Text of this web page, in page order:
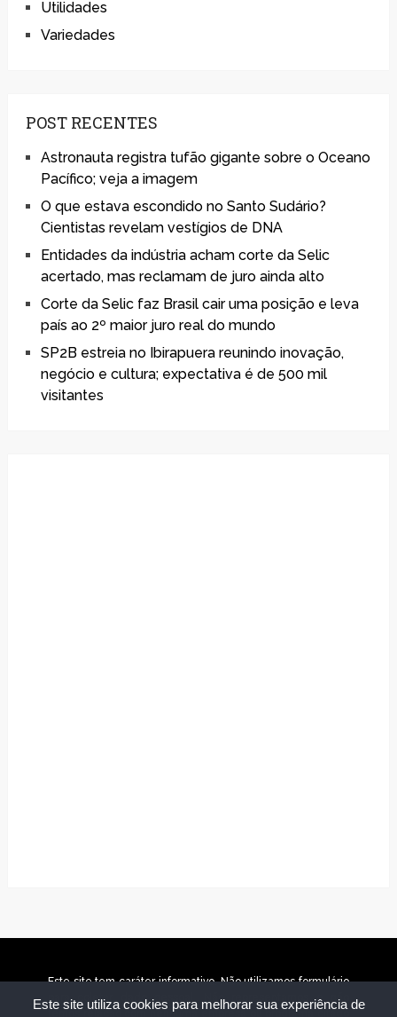
Este site utiliza cookies para melhorar sua experiência de
Utilidades
Variedades
POST RECENTES
Astronauta registra tufão gigante sobre o Oceano
Pacífico; veja a imagem
O que estava escondido no Santo Sudário?
Cientistas revelam vestígios de DNA
Entidades da indústria acham corte da Selic
acertado, mas reclamam de juro ainda alto
Corte da Selic faz Brasil cair uma posição e leva
país ao 2º maior juro real do mundo
SP2B estreia no Ibirapuera reunindo inovação,
negócio e cultura; expectativa é de 500 mil
visitantes
Este site tem caráter informativo. Não utilizamos formulário
para coletar dado pessoal. Não representamos e não
temos relação com nenhuma empresa ou programa citado